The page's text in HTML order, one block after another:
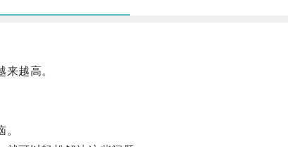
越高。